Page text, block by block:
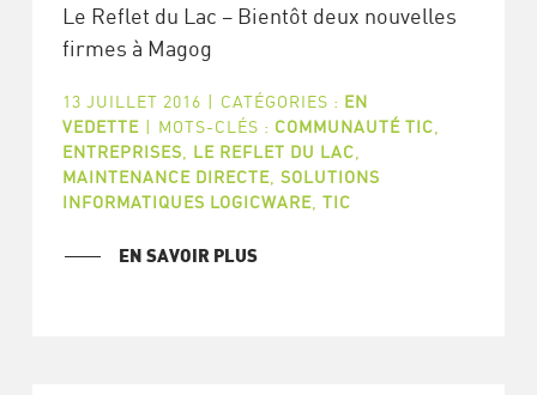
Le Reflet du Lac – Bientôt deux nouvelles
firmes à Magog
13 JUILLET 2016 | CATÉGORIES : EN
VEDETTE | MOTS-CLÉS : COMMUNAUTÉ TIC
ENTREPRISES
LE REFLET DU LAC
MAINTENANCE DIRECTE, SOLUTIONS
INFORMATIQUES LOGICWARE, TIC
EN SAVOIR PLUS